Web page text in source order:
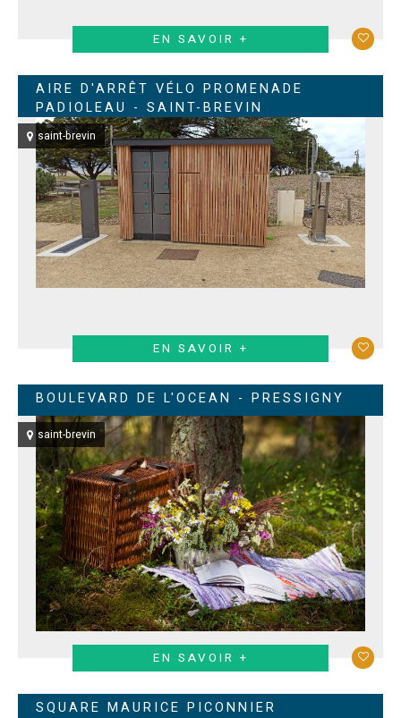
EN SAVOIR +
AIRE D'ARRÊT VÉLO PROMENADE
PADIOLEAU - SAINT-BREVIN
saint-brevin
EN SAVOIR +
BOULEVARD DE L'OCEAN - PRESSIGNY
saint-brevin
EN SAVOIR +
SQUARE MAURICE PICONNIER